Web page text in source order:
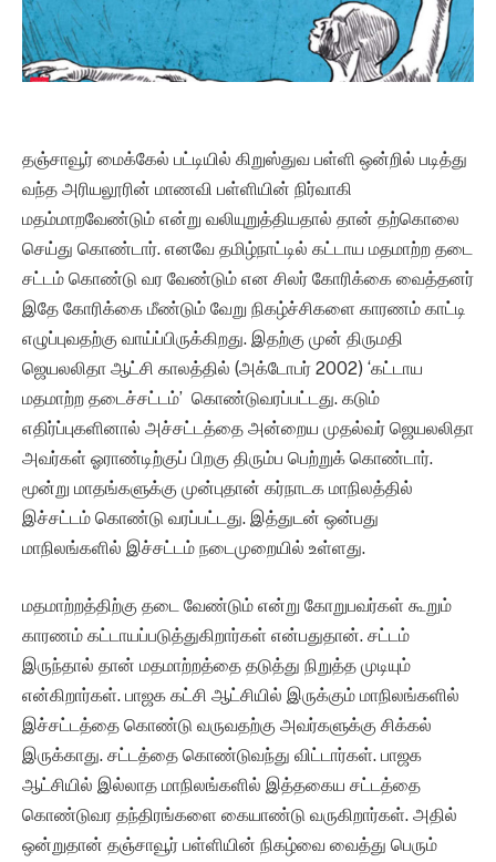
தஞ்சாவூர் மைக்கேல் பட்டியில் கிறுஸ்துவ பள்ளி ஒன்றில் படித்து
வந்த அரியலூரின் மாணவி பள்ளியின் நிர்வாகி
மதம்மாறவேண்டும் என்று வலியுறுத்தியதால் தான் தற்கொலை
செய்து கொண்டார். எனவே தமிழ்நாட்டில் கட்டாய மதமாற்ற தடை
சட்டம் கொண்டு வர வேண்டும் என சிலர் கோரிக்கை வைத்தனர்
இதே கோரிக்கை மீண்டும் வேறு நிகழ்ச்சிகளை காரணம் காட்டி
எழுப்புவதற்கு வாய்ப்பிருக்கிறது. இதற்கு முன் திருமதி
ஜெயலலிதா ஆட்சி காலத்தில் (அக்டோபர் 2002) ‘கட்டாய
மதமாற்ற தடைச்சட்டம்’ கொண்டுவரப்பட்டது. கடும்
எதிர்ப்புகளினால் அச்சட்டத்தை அன்றைய முதல்வர் ஜெயலலிதா
அவர்கள் ஓராண்டிற்குப் பிறகு திரும்ப பெற்றுக் கொண்டார்.
மூன்று மாதங்களுக்கு முன்புதான் கர்நாடக மாநிலத்தில்
இச்சட்டம் கொண்டு வரப்பட்டது. இத்துடன் ஒன்பது
மாநிலங்களில் இச்சட்டம் நடைமுறையில் உள்ளது.
மதமாற்றத்திற்கு தடை வேண்டும் என்று கோறுபவர்கள் கூறும்
காரணம் கட்டாயப்படுத்துகிறார்கள் என்பதுதான். சட்டம்
இருந்தால் தான் மதமாற்றத்தை தடுத்து நிறுத்த முடியும்
என்கிறார்கள். பாஜக கட்சி ஆட்சியில் இருக்கும் மாநிலங்களில்
இச்சட்டத்தை கொண்டு வருவதற்கு அவர்களுக்கு சிக்கல்
இருக்காது. சட்டத்தை கொண்டுவந்து விட்டார்கள். பாஜக
ஆட்சியில் இல்லாத மாநிலங்களில் இத்தகைய சட்டத்தை
கொண்டுவர தந்திரங்களை கையாண்டு வருகிறார்கள். அதில்
ஒன்றுதான் தஞ்சாவூர் பள்ளியின் நிகழ்வை வைத்து பெரும்